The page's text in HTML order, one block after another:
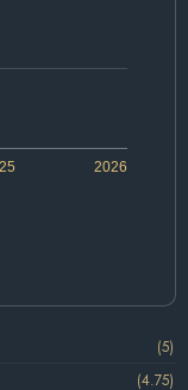
2026
(5)
(4.75)